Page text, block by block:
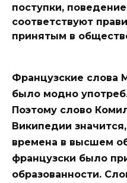
поступки,
соответствуют
принятым в
Французские слова
было модно
Поэтому слово
Википедии
времена в высшем
французски было
образованности.